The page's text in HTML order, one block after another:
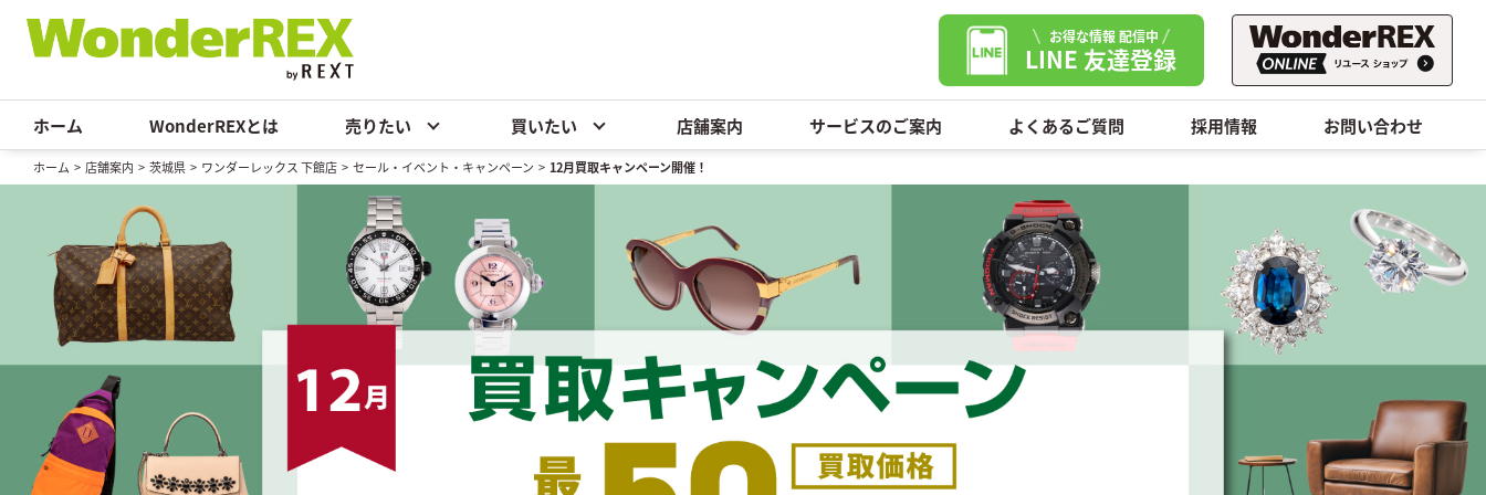
お得な情報 配信中
LINE 友達登録
ホーム WonderREXとは 売りたい 買いたい 店舗案内 サービスのご案内 よくあるご質問 採用情報 お問い合わせ
ホーム > 店舗案内 > 茨城県 > ワンダーレックス 下館店 > セール・イベント・キャンペーン > 12月買取キャンペーン開催！